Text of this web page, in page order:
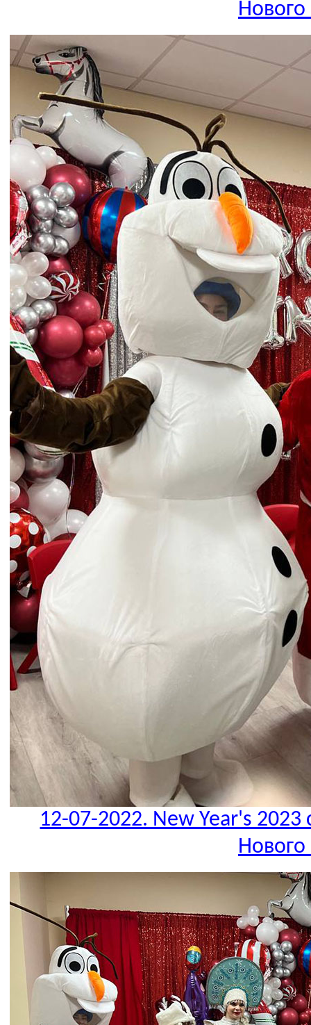
Нового
12-07-2022. New Year's
Нового